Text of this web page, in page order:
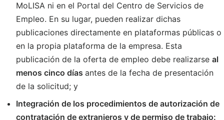
MoLISA ni en el Portal del Centro de Servicios de
Empleo. En su lugar, pueden realizar dichas
publicaciones directamente en plataformas públicas o
en la propia plataforma de la empresa. Esta
publicación de la oferta de empleo debe realizarse al
menos cinco días antes de la fecha de presentación
de la solicitud; y
Integración de los procedimientos de autorización de
contratación de extranjeros y de permiso de trabajo: